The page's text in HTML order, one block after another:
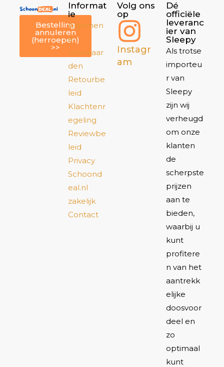
Bestelling
annuleren
(herroepen)
>>
Informat
ie
Algemen
e
voorwaar
den
Retourbe
leid
Klachtenr
egeling
Reviewbe
leid
Privacy
Schoond
eal.nl
zakelijk
Contact
Volg ons
op
Instagr
am
Dé
officiële
leveranc
ier van
Sleepy
Als trotse
importeu
r van
Sleepy
zijn wij
verheugd
om onze
klanten
de
scherpste
prijzen
aan te
bieden,
waarbij u
kunt
profitere
n van het
aantrekk
elijke
doosvoor
deel en
zo
optimaal
kunt